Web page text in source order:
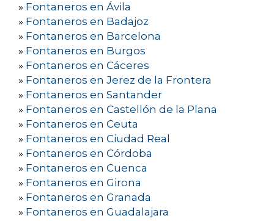
» Fontaneros en Ávila
» Fontaneros en Badajoz
» Fontaneros en Barcelona
» Fontaneros en Burgos
» Fontaneros en Cáceres
» Fontaneros en Jerez de la Frontera
» Fontaneros en Santander
» Fontaneros en Castellón de la Plana
» Fontaneros en Ceuta
» Fontaneros en Ciudad Real
» Fontaneros en Córdoba
» Fontaneros en Cuenca
» Fontaneros en Girona
» Fontaneros en Granada
» Fontaneros en Guadalajara